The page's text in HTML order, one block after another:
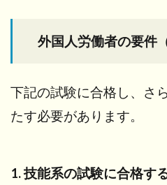
外国人労働者の要件
下記の試験に合格し、さ
たす必要があります。
1. 技能系の試験に合格す